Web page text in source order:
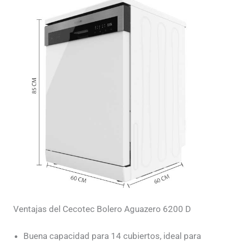
Ventajas del Cecotec Bolero Aguazero 6200 D
Buena capacidad para 14 cubiertos, ideal para